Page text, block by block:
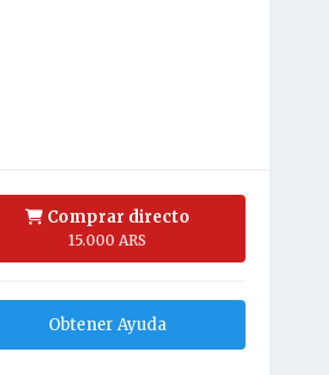
Comprar directo
15.000 ARS
Obtener Ayuda